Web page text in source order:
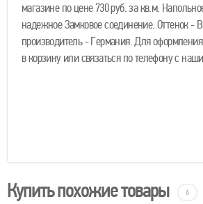
магазине по цене 730 руб. за кв.м.
надежное Замковое соединение. Оттенок -
производитель - Германия. Для
в корзину или связаться по телефону с
Купить похожие товары 6